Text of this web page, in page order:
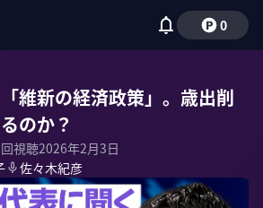
0
維新の経済政策」。歳出削
のか？
回視聴2026年2月3日
佐々木紀彦